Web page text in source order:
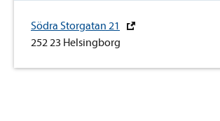
Södra Storgatan 21
252 23 Helsingborg